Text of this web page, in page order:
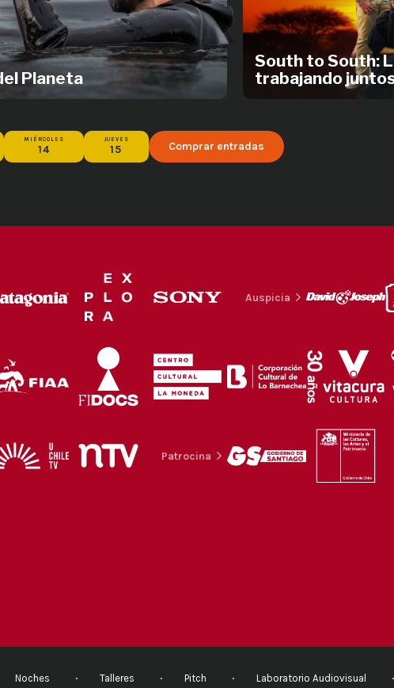
MIÉRCOLES
14
JUEVES
15 Comprar entradas
Planeta
South to South:
trabajando
Auspicia
Patrocina
Noches Talleres Pitch Laboratorio Audiovisual